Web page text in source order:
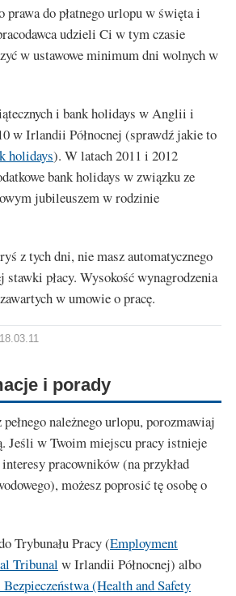
prawa do płatnego urlopu w święta i
udzieli Ci w tym czasie
w ustawowe minimum dni wolnych w
i bank holidays w Anglii i
w Irlandii Północnej (sprawdź jakie to
holidays). W latach 2011 i 2012
bank holidays w związku ze
jubileuszem w rodzinie
z tych dni, nie masz automatycznego
stawki płacy. Wysokość wynagrodzenia
w umowie o pracę.
i porady
należnego urlopu, porozmawiaj
Jeśli w Twoim miejscu pracy istnieje
pracowników (na przykład
możesz poprosić tę osobę o
Trybunału Pracy (Employment
Tribunal w Irlandii Północnej) albo
(Health and Safety